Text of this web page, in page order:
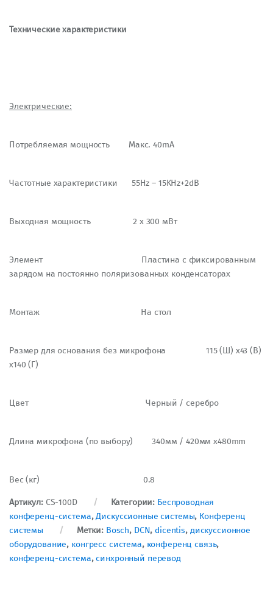
Технические характеристики
Электрические:
Потребляемая мощность Maкс. 40mA
Частотные характеристики 55Hz – 15KHz+2dB
Выходная мощность 2 x 300 мВт
Элемент Пластина с фиксированным
зарядом на постоянно поляризованных конденсаторах
Монтаж На стол
Размер для основания без микрофона 115 (Ш) x43 (В)
x140 (Г)
Цвет Черный / серебро
Длина микрофона (по выбору) 340мм / 420мм x480mm
Вес (кг) 0.8
Артикул: CS-100D Категории: Беспроводная
конференц-система,Дискуссионные системы, Конференц
системы
Метки: Bosch, DCN,dicentis, дискуссионное
оборудование, конгресс система, конференц связь,
конференц-система,синхронный перевод